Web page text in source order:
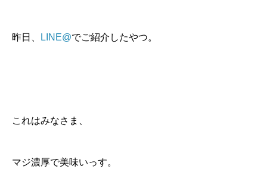
昨日、 LINE@でご紹介したやつ。
これはみなさま、
マジ濃厚で美味いっす。